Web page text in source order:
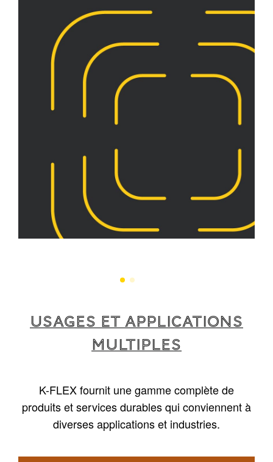
USAGES ET APPLICATIONS
MULTIPLES
K-FLEX fournit une gamme complète de
produits et services durables qui conviennent à
diverses applications et industries.